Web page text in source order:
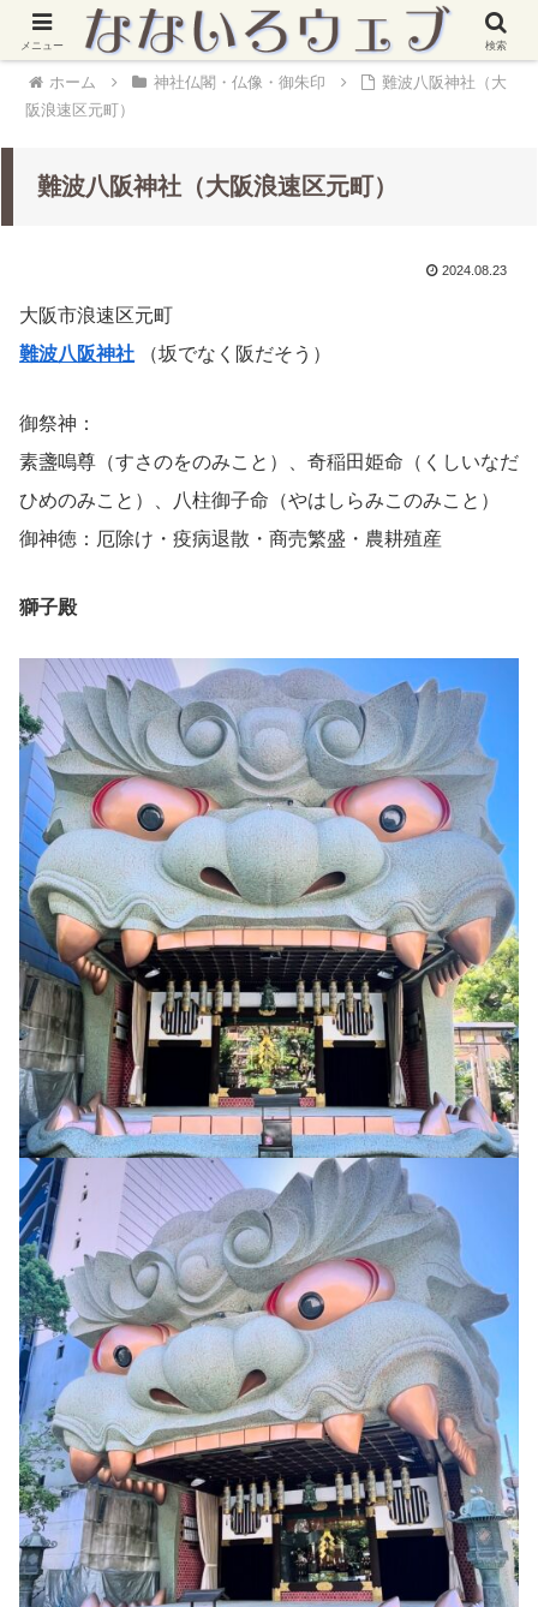
ホーム 神社仏閣・仏像・御朱印
難波八阪神社（大
阪浪速区元町）
難波八阪神社（大阪浪速区元町）
2024.08.23
大阪市浪速区元町
難波八阪神社 （坂でなく阪だそう）
御祭神：
素盞嗚尊（すさのをのみこと）、奇稲田姫命（くしいなだ
ひめのみこと）、八柱御子命（やはしらみこのみこと）
御神徳：厄除け・疫病退散・商売繁盛・農耕殖産
獅子殿
メニュー 検索